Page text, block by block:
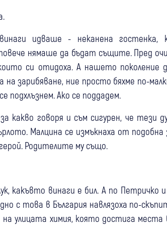
идваше - неканена
нямаше да бъдат същите. Пред
си отидоха. А нашето поколение
зарибяване, ние просто бяхме по-
подхлъзнем. Ако се поддадем.
какво говоря и съм сигурен, че тези
Малцина се измъкнаха от
Родителите му също.
какъвто винаги е бил. А по Петричко
с това в България навлязоха по-
улицата химия, която достига места